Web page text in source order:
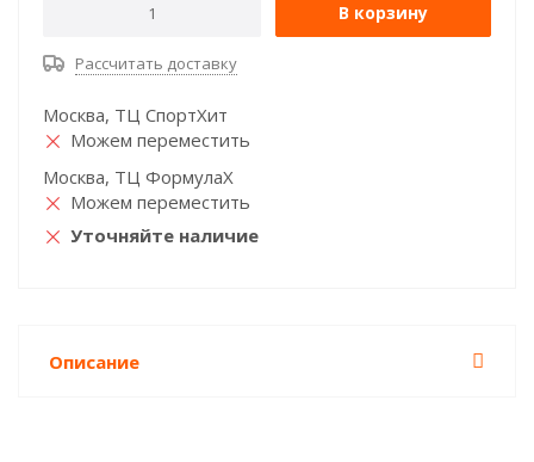
В корзину
Рассчитать доставку
Москва, ТЦ СпортХит
Можем переместить
Москва, ТЦ ФормулаХ
Можем переместить
Уточняйте наличие
Описание